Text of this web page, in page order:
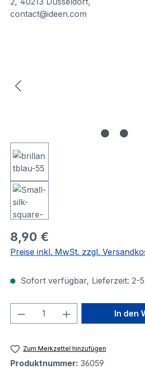
8,90 €
Preise inkl. MwSt. zzgl.
Sofort verfügbar, Lieferzeit: 2-
Produkt Anzahl: GibIn den
Zum Merkzettel hinzufügen
Produktnummer: 36059